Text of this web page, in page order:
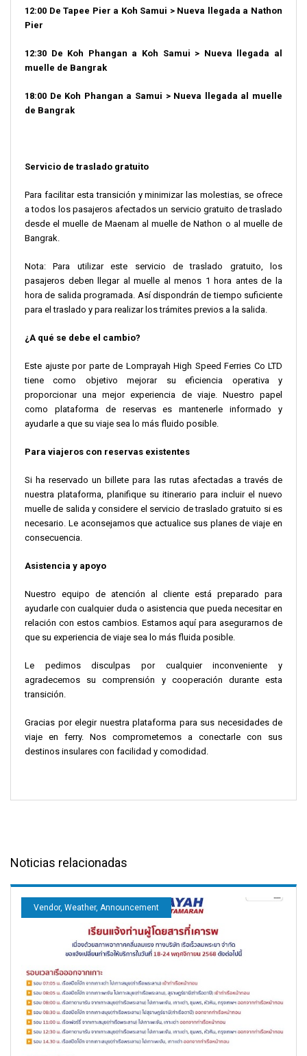
12:00 De Tapee Pier a Koh Samui > Nueva llegada a Nathon
Pier
12:30 De Koh Phangan a Koh Samui > Nueva llegada al
muelle de Bangrak
18:00 De Koh Phangan a Samui > Nueva llegada al muelle
de Bangrak
Servicio de traslado gratuito
Para facilitar esta transición y minimizar las molestias, se ofrece
a todos los pasajeros afectados un servicio gratuito de traslado
desde el muelle de Maenam al muelle de Nathon o al muelle de
Bangrak.
Nota: Para utilizar este servicio de traslado gratuito, los
pasajeros deben llegar al muelle al menos 1 hora antes de la
hora de salida programada. Así dispondrán de tiempo suficiente
para el traslado y para realizar los trámites previos a la salida.
¿A qué se debe el cambio?
Este ajuste por parte de Lomprayah High Speed Ferries Co LTD
tiene como objetivo mejorar su eficiencia operativa y
proporcionar una mejor experiencia de viaje. Nuestro papel
como plataforma de reservas es mantenerle informado y
ayudarle a que su viaje sea lo más fluido posible.
Para viajeros con reservas existentes
Si ha reservado un billete para las rutas afectadas a través de
nuestra plataforma, planifique su itinerario para incluir el nuevo
muelle de salida y considere el servicio de traslado gratuito si es
necesario. Le aconsejamos que actualice sus planes de viaje en
consecuencia.
Asistencia y apoyo
Nuestro equipo de atención al cliente está preparado para
ayudarle con cualquier duda o asistencia que pueda necesitar en
relación con estos cambios. Estamos aquí para asegurarnos de
que su experiencia de viaje sea lo más fluida posible.
Le pedimos disculpas por cualquier inconveniente y
agradecemos su comprensión y cooperación durante esta
transición.
Gracias por elegir nuestra plataforma para sus necesidades de
viaje en ferry. Nos comprometemos a conectarle con sus
destinos insulares con facilidad y comodidad.
Noticias relacionadas
Vendor, Weather, Announcement